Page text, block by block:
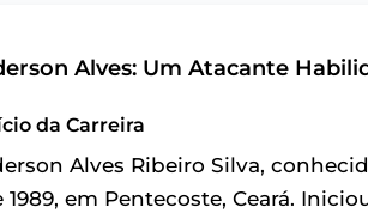
Alves: Um Atacante
da Carreira
Alves Ribeiro Silva,
1989, em Pentecoste, Ceará.